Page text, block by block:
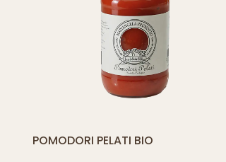
[yith_compare_button]
POMODORI PELATI BIO